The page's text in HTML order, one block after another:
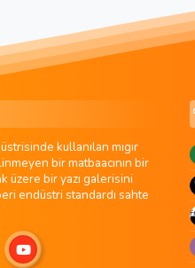
kullanılan mıgır
bir matbaacının bir
üzere bir yazı galerisini
endüstri standardı sahte